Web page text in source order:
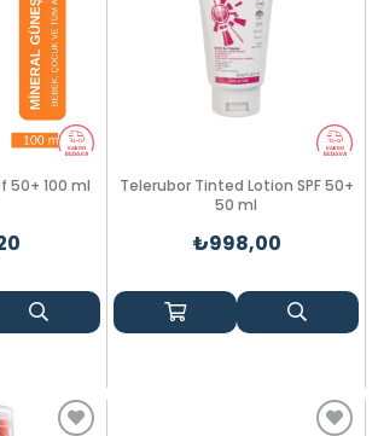
50+ 100 ml
Telerubor Tinted Lotion SPF 50+
50 ml
₺998,00